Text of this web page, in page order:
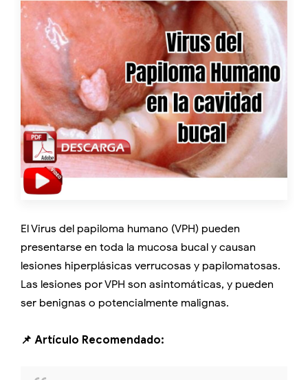
El Virus del papiloma humano (VPH) pueden
presentarse en toda la mucosa bucal y causan
lesiones hiperplásicas verrucosas y papilomatosas.
Las lesiones por VPH son asintomáticas, y pueden
ser benignas o potencialmente malignas.
📌 Artículo Recomendado: